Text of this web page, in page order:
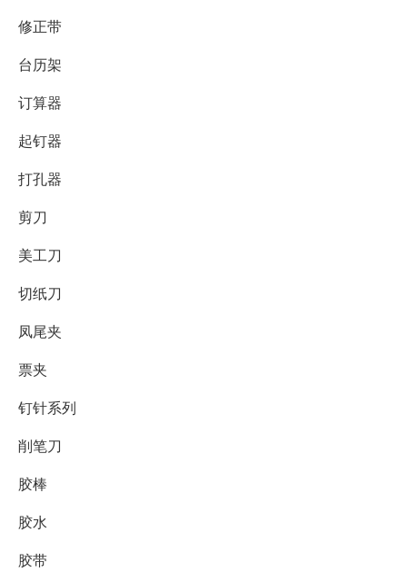
修正带
台历架
订算器
起钉器
打孔器
剪刀
美工刀
切纸刀
凤尾夹
票夹
钉针系列
削笔刀
胶棒
胶水
胶带